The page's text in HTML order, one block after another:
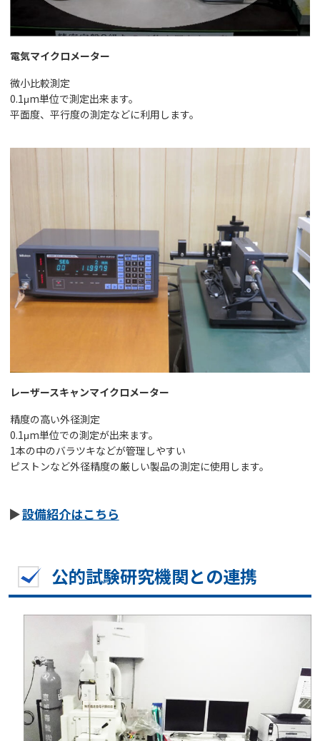
電気マイクロメーター
微小比較測定
0.1μm単位で測定出来ます。
平面度、平行度の測定などに利用します。
レーザースキャンマイクロメーター
精度の高い外径測定
0.1μm単位での測定が出来ます。
1本の中のバラツキなどが管理しやすい
ピストンなど外径精度の厳しい製品の測定に使用します。
設備紹介はこちら
公的試験研究機関との連携